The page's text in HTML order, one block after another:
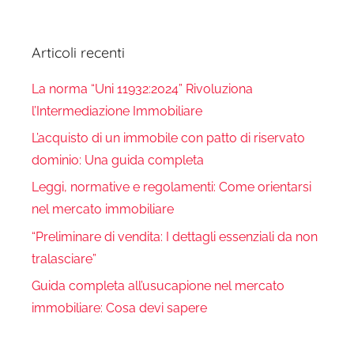
Articoli recenti
La norma “Uni 11932:2024” Rivoluziona
l’Intermediazione Immobiliare
L’acquisto di un immobile con patto di riservato
dominio: Una guida completa
Leggi, normative e regolamenti: Come orientarsi
nel mercato immobiliare
“Preliminare di vendita: I dettagli essenziali da non
tralasciare”
Guida completa all’usucapione nel mercato
immobiliare: Cosa devi sapere